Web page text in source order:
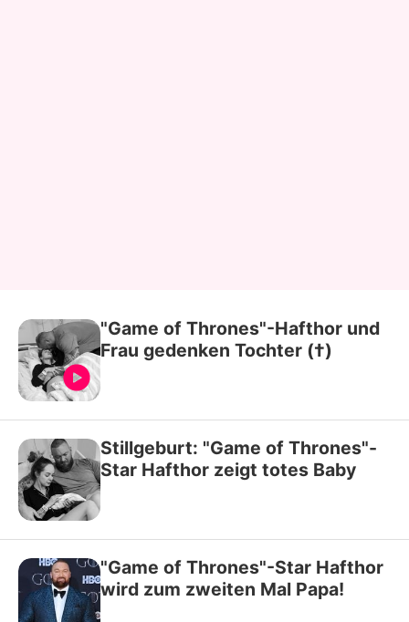
"Game of Thrones"-Hafthor und
Frau gedenken Tochter (†)
Stillgeburt: "Game of Thrones"-
Star Hafthor zeigt totes Baby
"Game of Thrones"-Star Hafthor
wird zum zweiten Mal Papa!